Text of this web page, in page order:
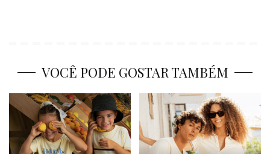
VOCÊ PODE GOSTAR TAMBÉM